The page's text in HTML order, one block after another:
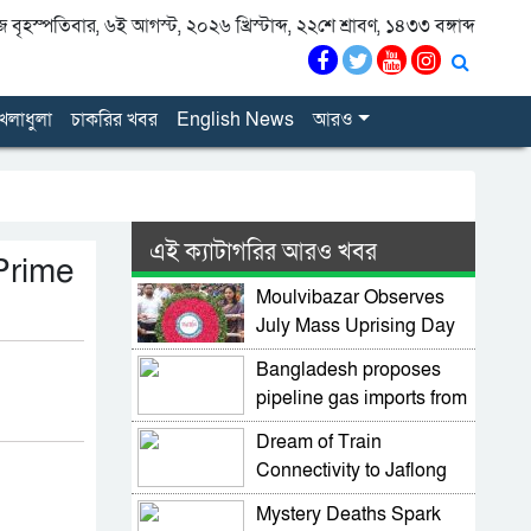
৬ই আগস্ট, ২০২৬ খ্রিস্টাব্দ, ২২শে শ্রাবণ, ১৪৩৩ বঙ্গাব্দ
চাকরির খবর English News আরও
এই ক্যাটাগরির আরও খবর
Moulvibazar Observes
July Mass Uprising Day
2026 with Due Respect
Bangladesh proposes
pipeline gas imports from
Myanmar
Dream of Train
Connectivity to Jaflong
Moves Forward as
Mystery Deaths Spark